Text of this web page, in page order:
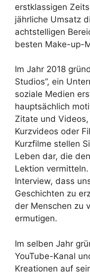
erstklassigen
jährliche Umsatz
achtstelligen
besten Make-up-
Im Jahr 2018
Studios”, ein
soziale Medien
hauptsächlich
Zitate und
Kurzvideos oder
Kurzfilme stellen
Leben dar, die
Lektion
Interview, dass
Geschichten zu
der Menschen zu
ermutigen.
Im selben Jahr
YouTube-Kanal
Kreationen auf